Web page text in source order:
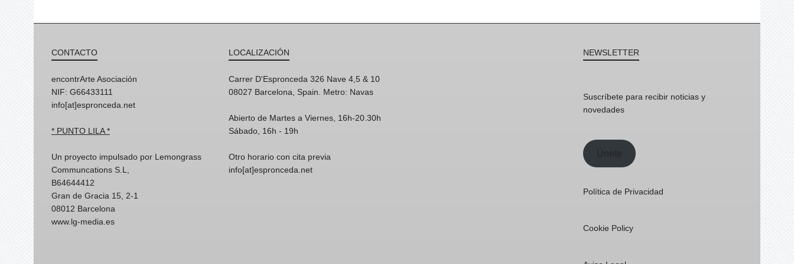
CONTACTO
encontrArte Asociación
NIF: G66433111
info[at]espronceda.net
* PUNTO LILA *
Un proyecto impulsado por Lemongrass
Communcations S.L,
B64644412
Gran de Gracia 15, 2-1
08012 Barcelona
www.lg-media.es
LOCALIZACIÓN
Carrer D'Espronceda 326 Nave 4,5 & 10
08027 Barcelona, Spain. Metro: Navas
Abierto de Martes a Viernes, 16h-20.30h
Sábado, 16h - 19h
Otro horario con cita previa
info[at]espronceda.net
NEWSLETTER
Suscríbete para recibir noticias y
novedades
Únete
Política de Privacidad
Cookie Policy